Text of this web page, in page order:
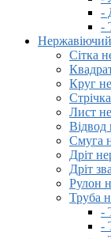
-
-
Сітка
Круг
Лист
Відвод
Смуга
Дріт
Дріт
Рулон
Труба
-
-